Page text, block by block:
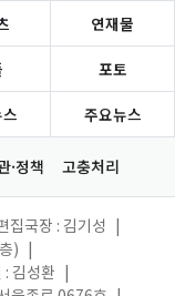
연재물
포토
주요뉴스
·정책 고충처리
집국장 : 김기성
)
: 김성환